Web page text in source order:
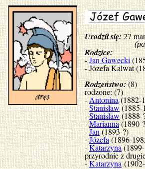
Urodził się:27
(par. i gm.
Rodzice:
-Jan Gawecki
- Józefa Kalwat
Rodzeństwo:(8)
rodzone: (7)
-Antonina(1882-
-Stanisław(1885-
-Stanisław(1888-
-Marianna(1890-
-Jan(1893-?)
-Józefa(1896-
-Katarzyna
przyrodnie z
-Katarzyna